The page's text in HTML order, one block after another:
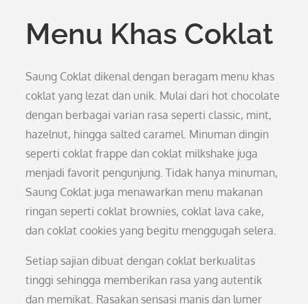
Menu Khas Coklat
Saung Coklat dikenal dengan beragam menu khas
coklat yang lezat dan unik. Mulai dari hot chocolate
dengan berbagai varian rasa seperti classic, mint,
hazelnut, hingga salted caramel. Minuman dingin
seperti coklat frappe dan coklat milkshake juga
menjadi favorit pengunjung. Tidak hanya minuman,
Saung Coklat juga menawarkan menu makanan
ringan seperti coklat brownies, coklat lava cake,
dan coklat cookies yang begitu menggugah selera.
Setiap sajian dibuat dengan coklat berkualitas
tinggi sehingga memberikan rasa yang autentik
dan memikat. Rasakan sensasi manis dan lumer